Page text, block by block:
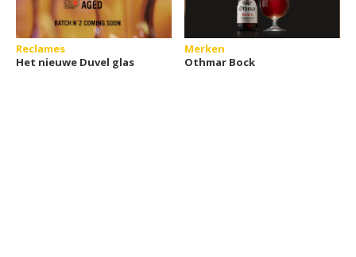
Reclames
Het nieuwe Duvel glas
Merken
Othmar Bock